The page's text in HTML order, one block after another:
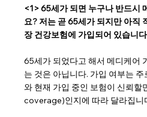
<1> 65세가 되면 누구나 반드시
요? 저는 곧 65세가 되지만 아직
장 건강보험에 가입되어 있습니
65세가 되었다고 해서 메디케어
는 것은 아닙니다. 가입 여부는 주
와 현재 가입 중인 보험이 신뢰
coverage)인지에 따라 달라집니